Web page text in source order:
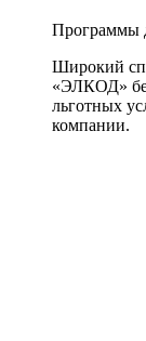
Программы
Широкий
«ЭЛКОД»
льготных
компании.